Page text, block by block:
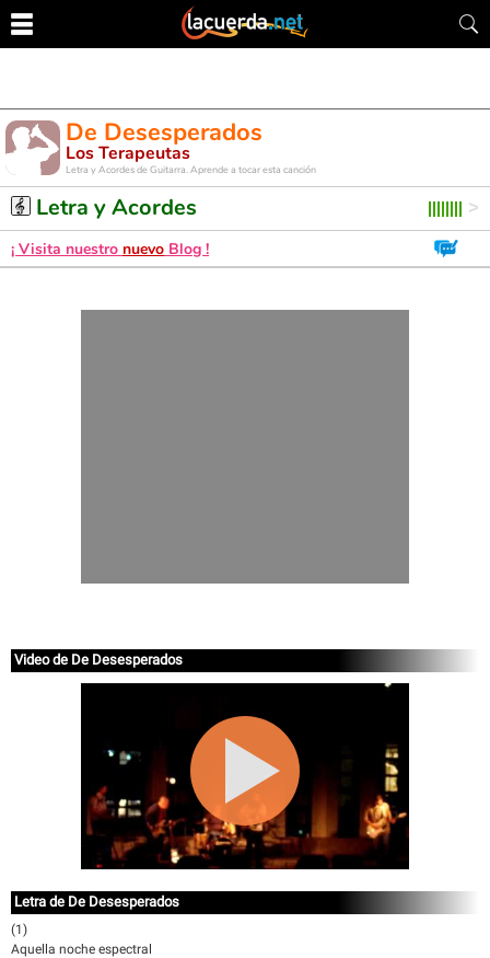
De Desesperados
Los Terapeutas
Letra y Acordes de Guitarra. Aprende a tocar esta canción
Letra y Acordes
¡ Visita nuestro nuevo Blog !
Video de De Desesperados
Letra de De Desesperados
(1)
Aquella noche espectral